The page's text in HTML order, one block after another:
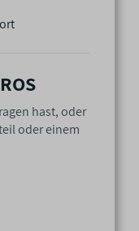
hast, oder
oder einem